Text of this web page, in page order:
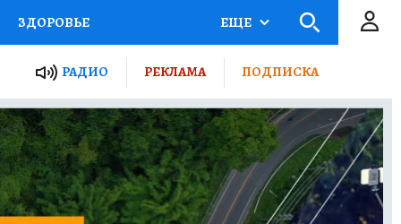
ЗДОРОВЬЕ
РОССИИ
ПУТЕВОДИТЕЛЬ
ТУРИЗМ
ПОТРЕБИТЕЛЯ ВСЕ О КП
ЕЩЕ
РАДИО РЕКЛАМА ПОДПИСКА